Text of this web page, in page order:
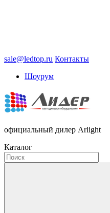
sale@ledtop.ru Контакты
Шоурум
официальный дилер Arlight
Каталог